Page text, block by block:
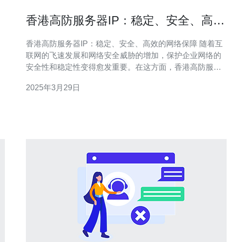
香港高防服务器IP：稳定、安全、高效
香港高防服务器IP：稳定、安全、高效的网络保障 随着互
联网的飞速发展和网络安全威胁的增加，保护企业网络的
安全性和稳定性变得愈发重要。在这方面，香港高防服务
特点和优势。 香港高防服务器IP提供了稳定可靠的网络连
2025年3月29日